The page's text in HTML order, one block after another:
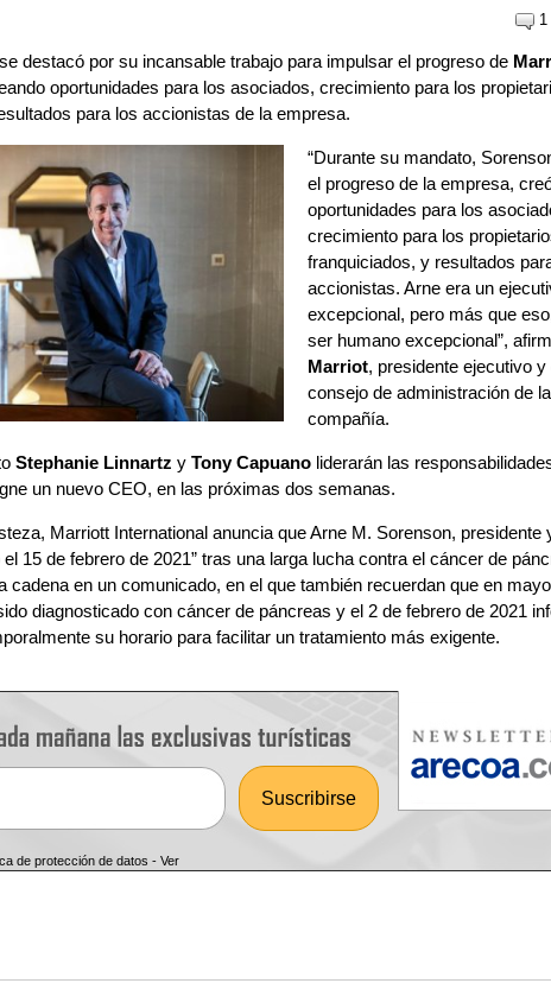
1
destacó por su incansable trabajo para impulsar el progreso de
oportunidades para los asociados, crecimiento para los
para los accionistas de la empresa.
“Durante su mandato,
el progreso de la empresa,
oportunidades para los
crecimiento para los
franquiciados, y resultados
accionistas. Arne era un
excepcional, pero más que
ser humano excepcional”,
Marriot, presidente ejecutivo y
consejo de administración de la
compañía.
Stephanie Linnartz y Tony Capuanoliderarán las
un nuevo CEO, en las próximas dos semanas.
Marriott International anuncia que Arne M. Sorenson, presidente
15 de febrero de 2021” tras una larga lucha contra el cáncer de
cadena en un comunicado, en el que también recuerdan que en
diagnosticado con cáncer de páncreas y el 2 de febrero de 2021
su horario para facilitar un tratamiento más exigente.
de protección de datos -Ver